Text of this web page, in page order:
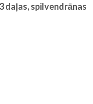
daļas, spilvendrānas